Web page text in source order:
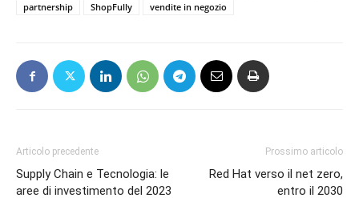
partnership
ShopFully vendite in negozio
Articolo precedente
Supply Chain e Tecnologia: le
aree di investimento del 2023
Prossimo articolo
Red Hat verso il net zero,
entro il 2030